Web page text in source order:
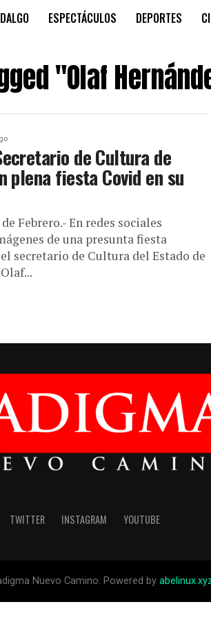
ESPECTÁCULOS DEPORTES
"Olaf
de Cultura de
plena fiesta Covid en su
Febrero.- En redes sociales
de una presunta fiesta
secretario de Cultura del Estado de
TWITTER INSTAGRAM YOUTUBE
Nuevo Camino. Powered by